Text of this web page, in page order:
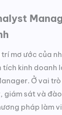
mơ ước của
kinh doanh
Ở vai
giám sát và
pháp làm